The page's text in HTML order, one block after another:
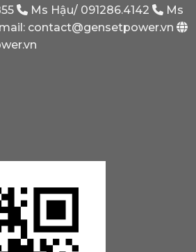
Phải
Có?
Ms Hậu/ 091286.4142
Ms
contact@gensetpower.vn